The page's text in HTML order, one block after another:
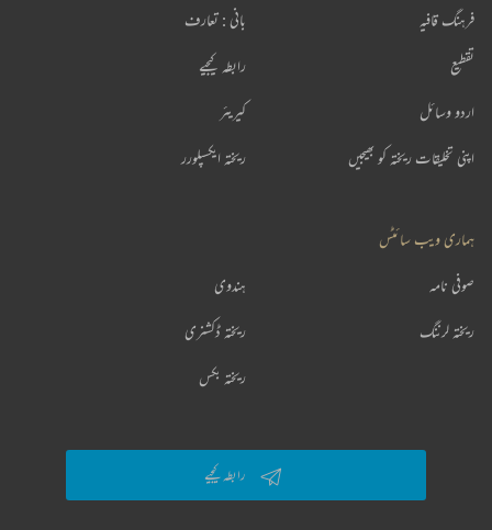
فرہنگ قافیہ
تقطیع
اردو وسائل
اپنی تخلیقات ریختہ کو بھیجیں
بانی : تعارف
رابطہ کیجیے
کیریئر
ریختہ ایکسپلورر
ہماری ویب سائٹس
ہندوی صوفی نامہ
ریختہ ڈکشنری ریختہ لرننگ
ریختہ بکس
رابطہ کیجیے